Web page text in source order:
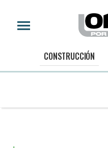
CONSTRUCCIÓN